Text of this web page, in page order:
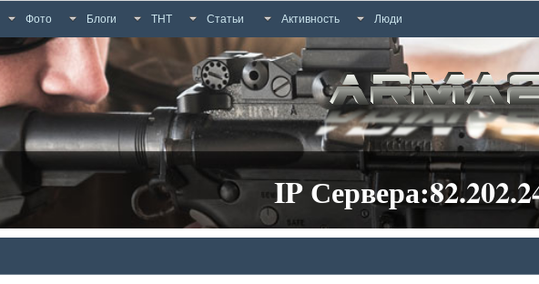
Фото Блоги ТНТ Статьи Активность Люди
IP